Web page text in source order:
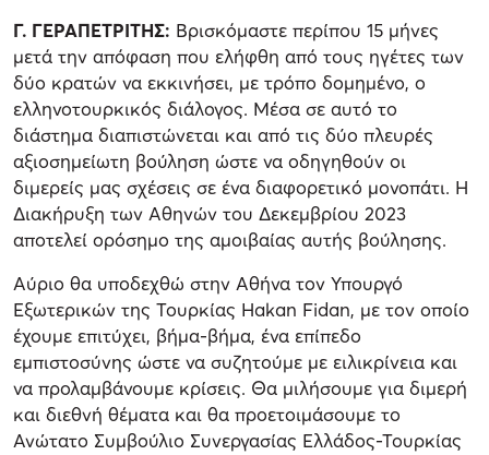
Γ. ΓΕΡΑΠΕΤΡΙΤΗΣ: Βρισκόμαστε περίπου 15 μήνες
μετά την απόφαση που ελήφθη από τους ηγέτες των
δύο κρατών να εκκινήσει, με τρόπο δομημένο, ο
ελληνοτουρκικός διάλογος. Μέσα σε αυτό το
διάστημα διαπιστώνεται και από τις δύο πλευρές
αξιοσημείωτη βούληση ώστε να οδηγηθούν οι
διμερείς μας σχέσεις σε ένα διαφορετικό μονοπάτι. Η
Διακήρυξη των Αθηνών του Δεκεμβρίου 2023
αποτελεί ορόσημο της αμοιβαίας αυτής βούλησης.
Αύριο θα υποδεχθώ στην Αθήνα τον Υπουργό
Εξωτερικών της Τουρκίας Hakan Fidan, με τον οποίο
έχουμε επιτύχει, βήμα-βήμα, ένα επίπεδο
εμπιστοσύνης ώστε να συζητούμε με ειλικρίνεια και
να προλαμβάνουμε κρίσεις. Θα μιλήσουμε για διμερή
και διεθνή θέματα και θα προετοιμάσουμε το
Ανώτατο Συμβούλιο Συνεργασίας Ελλάδος-Τουρκίας